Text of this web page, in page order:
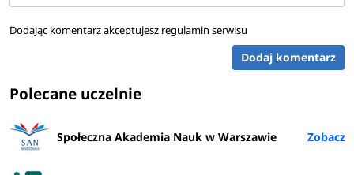
Dodając komentarz akceptujesz regulamin serwisu
Dodaj komentarz
Polecane uczelnie
Społeczna Akademia Nauk w Warszawie